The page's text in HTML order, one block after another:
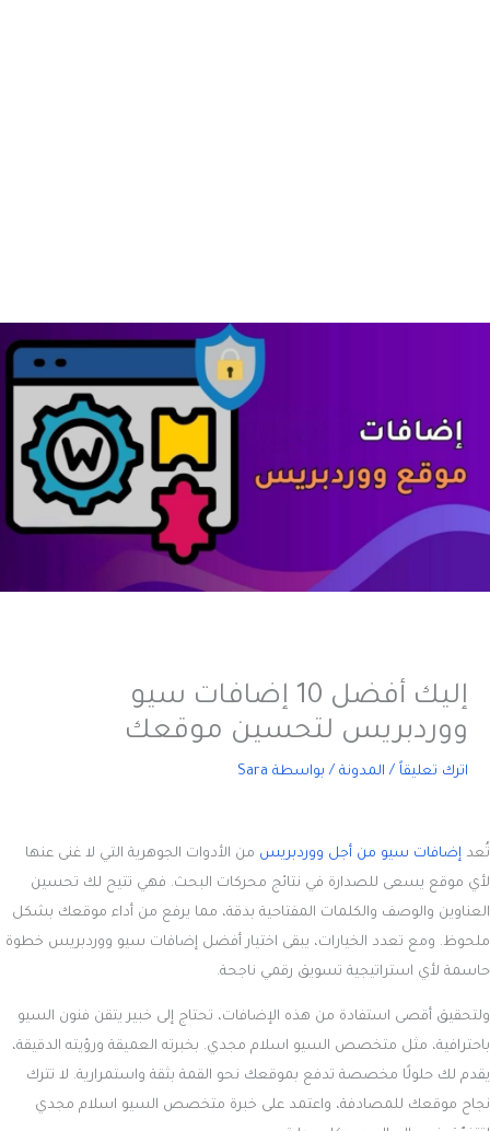
إليك أفضل 10 إضافات سيو
ووردبريس لتحسين موقعك
اترك تعليقاً / المدونة / بواسطة Sara
تُعد إضافات سيو من أجل ووردبريس من الأدوات الجوهرية التي لا غنى عنها
لأي موقع يسعى للصدارة في نتائج محركات البحث. فهي تتيح لك تحسين
العناوين والوصف والكلمات المفتاحية بدقة، مما يرفع من أداء موقعك بشكل
ملحوظ. ومع تعدد الخيارات، يبقى اختيار أفضل إضافات سيو ووردبريس خطوة
حاسمة لأي استراتيجية تسويق رقمي ناجحة.
ولتحقيق أقصى استفادة من هذه الإضافات، تحتاج إلى خبير يتقن فنون السيو
باحترافية، مثل متخصص السيو اسلام مجدي. بخبرته العميقة ورؤيته الدقيقة،
يقدم لك حلولًا مخصصة تدفع بموقعك نحو القمة بثقة واستمرارية. لا تترك
نجاح موقعك للمصادفة، واعتمد على خبرة متخصص السيو اسلام مجدي